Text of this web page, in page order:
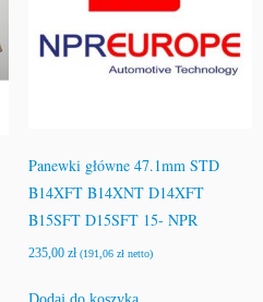
Panewki główne 47.1mm STD
B14XFT B14XNT D14XFT
B15SFT D15SFT 15- NPR
235,00 zł (191,06 złnetto)